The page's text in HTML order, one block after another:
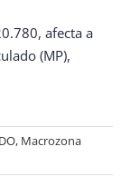
afecta a
(MP),
, Macrozona